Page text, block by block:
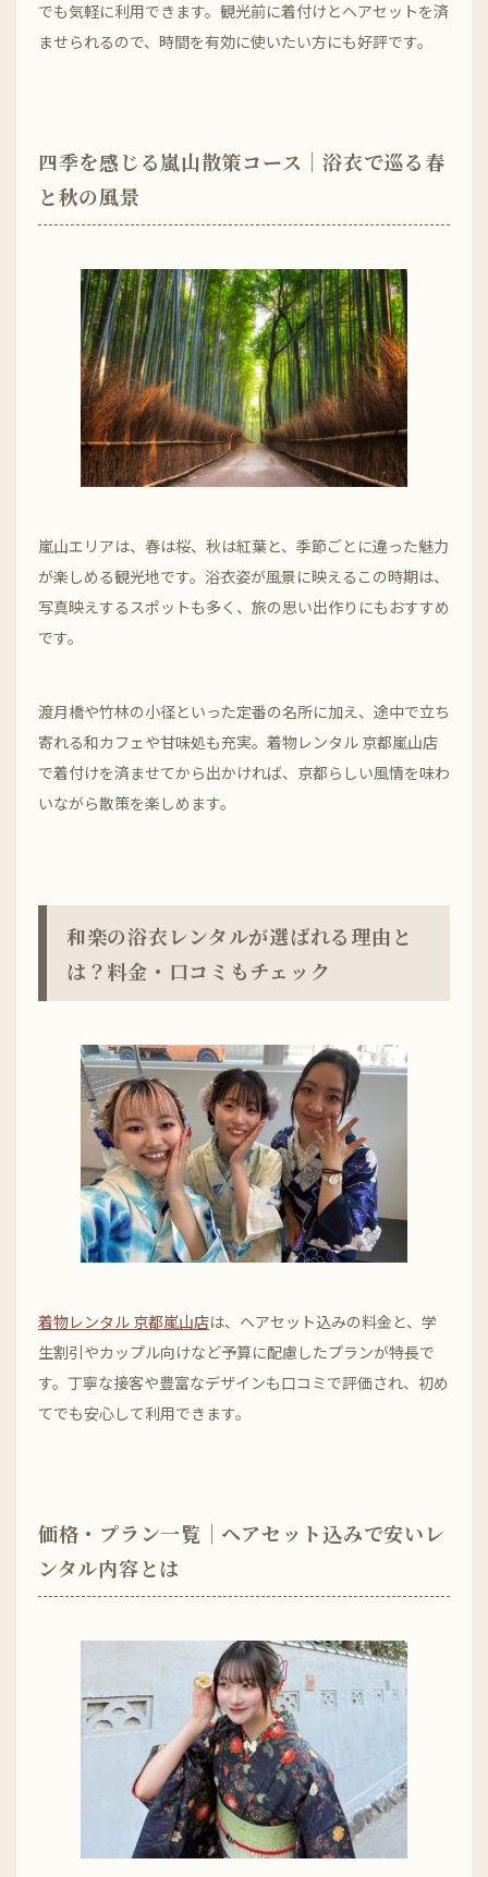
でも気軽に利用できます。観光前に着付けとヘアセットを済
ませられるので、時間を有効に使いたい方にも好評です。
四季を感じる嵐山散策コース｜浴衣で巡る春
と秋の風景
嵐山エリアは、春は桜、秋は紅葉と、季節ごとに違った魅力
が楽しめる観光地です。浴衣姿が風景に映えるこの時期は、
写真映えするスポットも多く、旅の思い出作りにもおすすめ
です。
渡月橋や竹林の小径といった定番の名所に加え、途中で立ち
寄れる和カフェや甘味処も充実。着物レンタル 京都嵐山店
で着付けを済ませてから出かければ、京都らしい風情を味わ
いながら散策を楽しめます。
和楽の浴衣レンタルが選ばれる理由と
は？料金・口コミもチェック
着物レンタル 京都嵐山店は、ヘアセット込みの料金と、学
生割引やカップル向けなど予算に配慮したプランが特長で
す。丁寧な接客や豊富なデザインも口コミで評価され、初め
てでも安心して利用できます。
価格・プラン一覧｜ヘアセット込みで安いレ
ンタル内容とは